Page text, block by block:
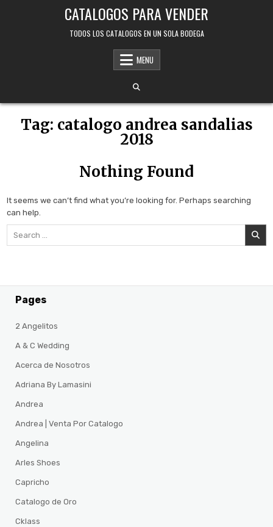
CATALOGOS PARA VENDER
TODOS LOS CATALOGOS EN UN SOLA BODEGA
MENU
Tag: catalogo andrea sandalias
2018
Nothing Found
It seems we can’t find what you’re looking for. Perhaps searching
can help.
Pages
2 Angelitos
A & C Wedding
Acerca de Nosotros
Adriana By Lamasini
Andrea
Andrea | Venta Por Catalogo
Angelina
Arles Shoes
Capricho
Catalogo de Oro
Cklass